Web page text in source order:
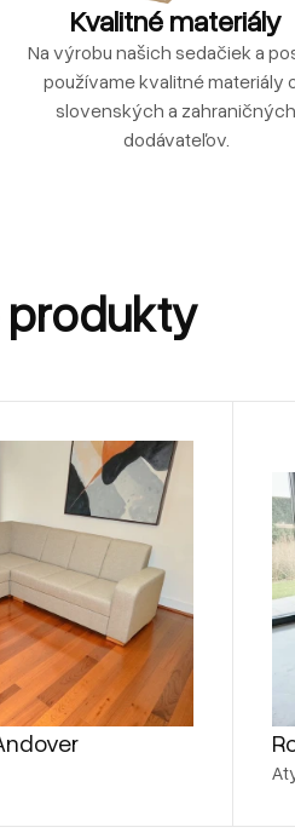
Kvalitné materiály
Na výrobu našich sedačiek a
používame kvalitné materiály
slovenských a zahraničných
dodávateľov.
produkty